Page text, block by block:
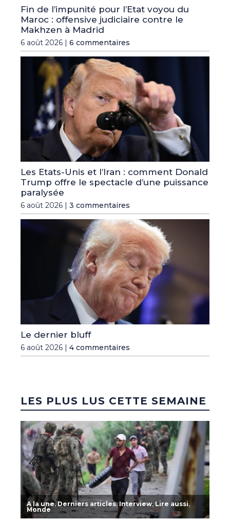
Fin de l’impunité pour l’Etat voyou du
Maroc : offensive judiciaire contre le
Makhzen à Madrid
6 août 2026 | 6 commentaires
Les Etats-Unis et l’Iran : comment Donald
Trump offre le spectacle d’une puissance
paralysée
6 août 2026 | 3 commentaires
Le dernier bluff
6 août 2026 | 4 commentaires
LES PLUS LUS CETTE SEMAINE